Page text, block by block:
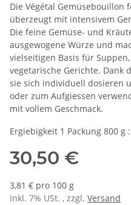
Die Végétal Gemüsebouillon
überzeugt mit intensivem
Die feine Gemüse- und
ausgewogene Würze und
vielseitigen Basis für
vegetarische Gerichte. Dank
sie sich individuell dosieren
oder zum Aufgiessen
mit vollem Geschmack.
Ergiebigkeit 1 Packung 800 g
30,50 €
3,81 € pro 100 g
inkl. 7% USt. , zzgl. Versand